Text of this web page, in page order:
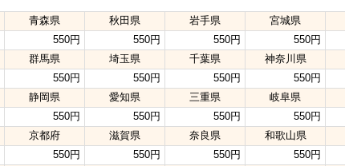
青森県 秋田県 岩手県
宮城県
550円 550円 550円
550円
群馬県 埼玉県 千葉県
神奈川県
550円 550円 550円
550円
静岡県 愛知県 三重県
岐阜県
550円 550円 550円
550円
京都府 滋賀県 奈良県
和歌山県
550円 550円 550円
550円